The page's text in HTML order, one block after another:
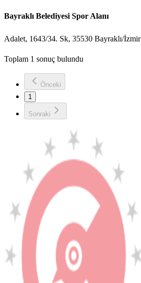
Bayraklı Belediyesi Spor Alanı
Adalet, 1643/34. Sk, 35530 Bayraklı/İzmir
Toplam 1 sonuç bulundu
Önceki
1
Sonraki